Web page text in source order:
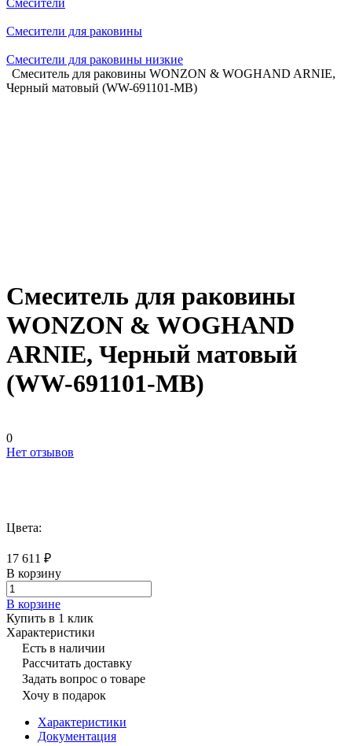
Смесители
Смесители для раковины
Смесители для раковины низкие
Смеситель для раковины WONZON & WOGHAND ARNIE,
Черный матовый (WW-691101-MB)
Смеситель для раковины
WONZON & WOGHAND
ARNIE, Черный матовый
(WW-691101-MB)
0
Нет отзывов
Цвета:
17 611 ₽
В корзину
В корзине
Купить в 1 клик
Характеристики
Есть в наличии
Рассчитать доставку
Задать вопрос о товаре
Хочу в подарок
Характеристики
Документация